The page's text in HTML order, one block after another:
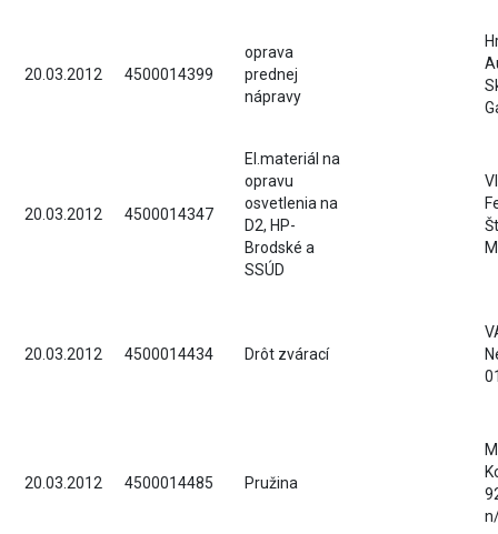
20.03.2012 4500014399
oprava
prednej
nápravy
20.03.2012 4500014347
El.materiál na
opravu
osvetlenia na
D2, HP-
Brodské a
SSÚD
20.03.2012 4500014434 Drôt zvárací
20.03.2012 4500014485 Pružina